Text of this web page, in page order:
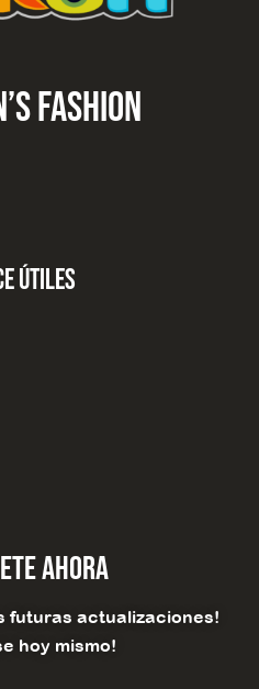
fashion
Útiles
Ahora
futuras actualizaciones!
hoy mismo!